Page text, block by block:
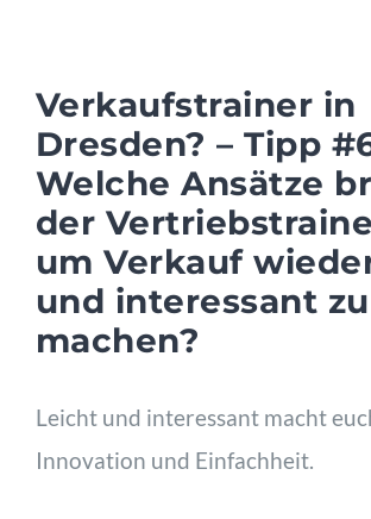
Verkaufstrainer in
Dresden? – Tipp
Welche Ansätze
der
um Verkauf
und interessant zu
machen?
Leicht und interessant macht
Innovation und Einfachheit.